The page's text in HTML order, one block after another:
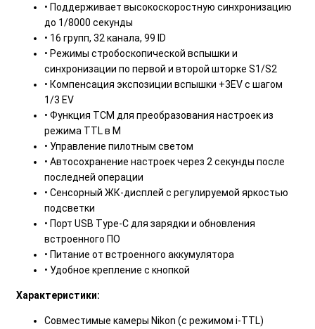
• Поддерживает высокоскоростную синхронизацию
до 1/8000 секунды
• 16 групп, 32 канала, 99 ID
• Режимы стробоскопической вспышки и
синхронизации по первой и второй шторке S1/S2
• Компенсация экспозиции вспышки +3EV с шагом
1/3 EV
• Функция TCM для преобразования настроек из
режима TTL в M
• Управление пилотным светом
• Автосохранение настроек через 2 секунды после
последней операции
• Сенсорный ЖК-дисплей с регулируемой яркостью
подсветки
• Порт USB Type-C для зарядки и обновления
встроенного ПО
• Питание от встроенного аккумулятора
• Удобное крепление с кнопкой
Характеристики:
Совместимые камеры Nikon (с режимом i-TTL)